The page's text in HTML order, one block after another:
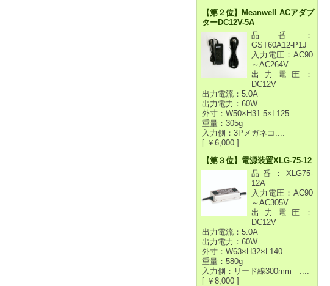
【第２位】Meanwell ACアダプ
ターDC12V-5A
品番：
GST60A12-P1J
入力電圧：AC90
～AC264V
出力電圧：
DC12V
出力電流：5.0A
出力電力：60W
外寸：W50×H31.5×L125
重量：305g
入力側：3Pメガネコ....
[ ￥6,000 ]
【第３位】電源装置XLG-75-12
品番：XLG75-
12A
入力電圧：AC90
～AC305V
出力電圧：
DC12V
出力電流：5.0A
出力電力：60W
外寸：W63×H32×L140
重量：580g
入力側：リード線300mm ....
[ ￥8,000 ]